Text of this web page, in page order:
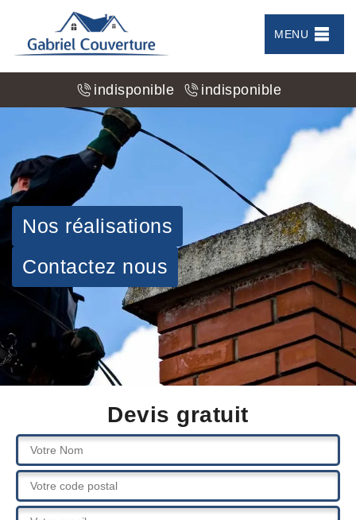
MENU
indisponible indisponible
Nos réalisations
Contactez nous
Devis gratuit